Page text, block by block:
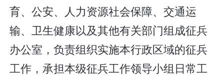
育、公安、人力资源社会保障、交通运
输、卫生健康以及其他有关部门组成征兵
办公室，负责组织实施本行政区域的征兵
工作，承担本级征兵工作领导小组日常工